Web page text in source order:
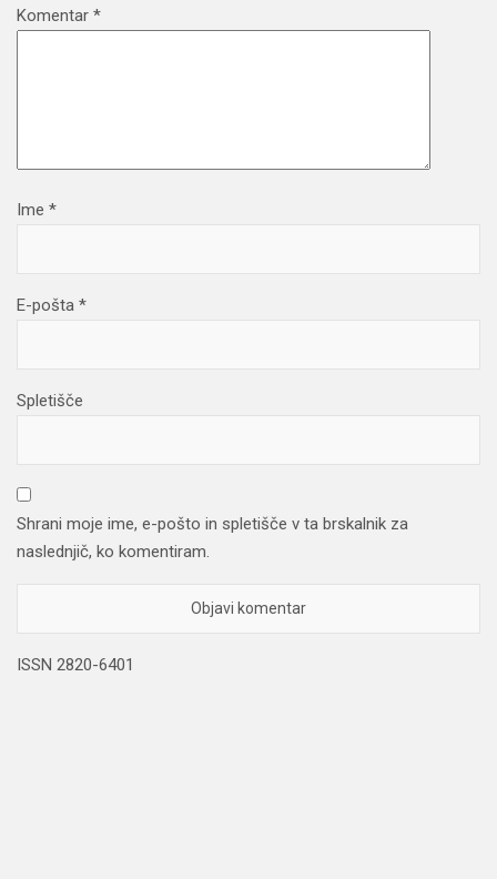
Komentar *
Ime *
E-pošta *
Spletišče
Shrani moje ime, e-pošto in spletišče v ta brskalnik za
naslednjič, ko komentiram.
ISSN 2820-6401